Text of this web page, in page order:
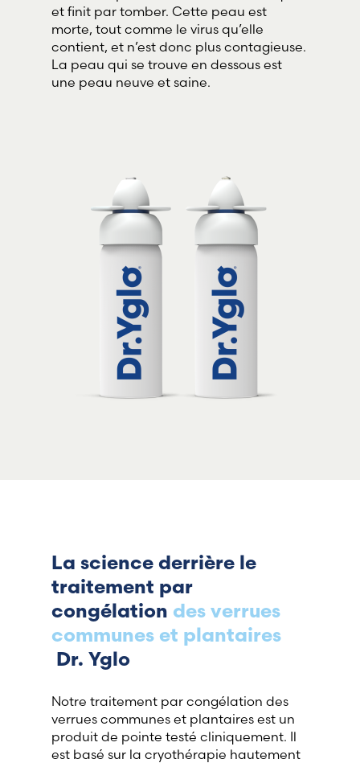
et finit par tomber. Cette peau est
morte, tout comme le virus qu’elle
contient, et n’est donc plus contagieuse.
La peau qui se trouve en dessous est
une peau neuve et saine.
La science derrière le
traitement par
congélation des verrues
communes et plantaires
Dr. Yglo
Notre traitement par congélation des
verrues communes et plantaires est un
produit de pointe testé cliniquement. Il
est basé sur la cryothérapie hautement